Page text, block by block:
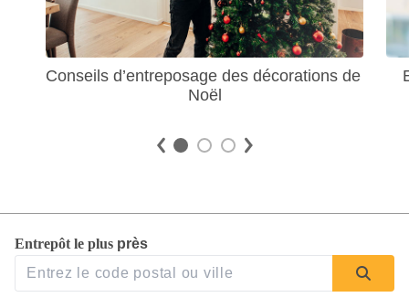
Conseils d’entreposage des décorations de
Noël
Entrepôt le plus près